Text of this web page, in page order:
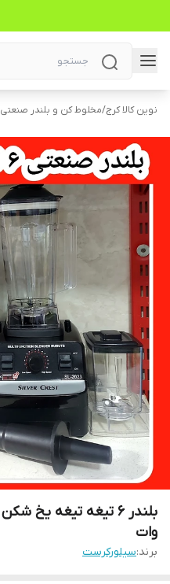
نوین کالا کرج/مخلوط کن و بلندر صنعتی
وات
برند:سیلورکرست